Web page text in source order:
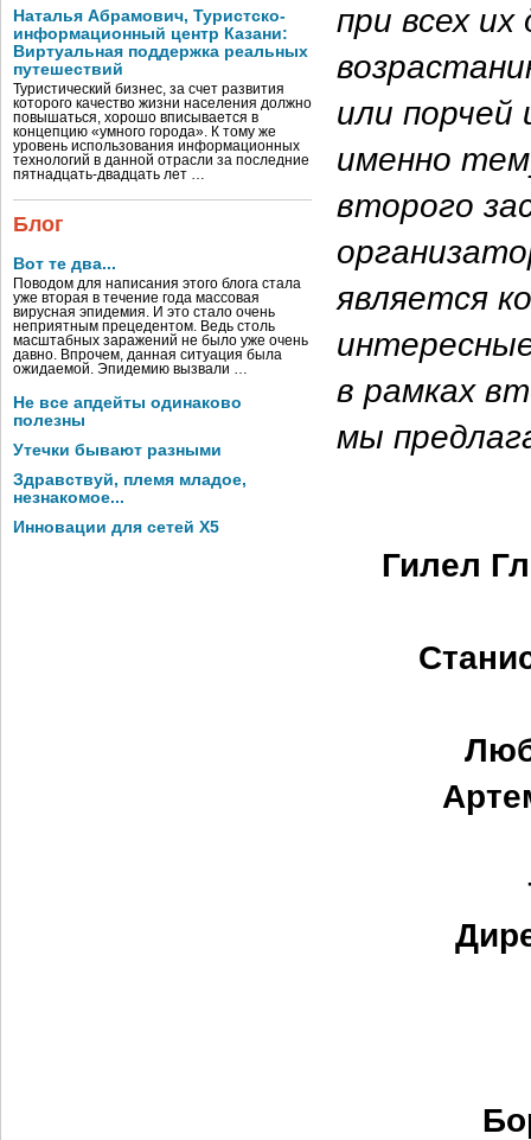
Наталья Абрамович, Туристско-
информационный центр Казани:
Виртуальная поддержка реальных
путешествий
Туристический бизнес, за счет развития
которого качество жизни населения должно
повышаться, хорошо вписывается в
концепцию «умного города». К тому же
уровень использования информационных
технологий в данной отрасли за последние
пятнадцать-двадцать лет …
Блог
Вот те два...
Поводом для написания этого блога стала
уже вторая в течение года массовая
вирусная эпидемия. И это стало очень
неприятным прецедентом. Ведь столь
масштабных заражений не было уже очень
давно. Впрочем, данная ситуация была
ожидаемой. Эпидемию вызвали …
Не все апдейты одинаково
полезны
Утечки бывают разными
Здравствуй, племя младое,
незнакомое...
Инновации для сетей X5
при всех
или
именно
второго
является
в рамках
мы
Гилел